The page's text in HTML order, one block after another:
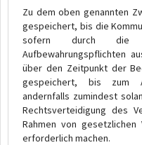
Zu dem oben genannten
gespeichert, bis die
sofern durch die
Aufbewahrungspflichten
über den Zeitpunkt der
gespeichert, bis zum
andernfalls zumindest
Rechtsverteidigung des
Rahmen von gesetzlichen
erforderlich machen.